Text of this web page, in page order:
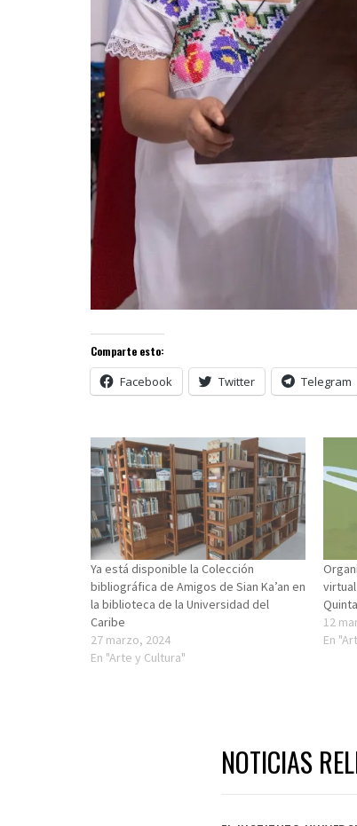
Comparte esto:
Facebook Twitter Telegram
Ya está disponible la Colección
bibliográfica de Amigos de Sian Ka’an en
la biblioteca de la Universidad del
Caribe
27 marzo, 2024
En "Arte y Cultura"
12
En
NOTICIAS